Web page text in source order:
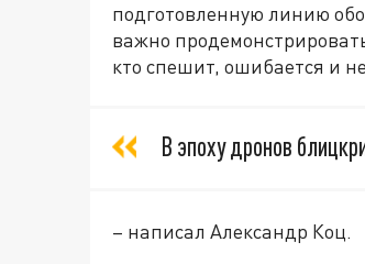
подготовленную линию
важно
кто спешит, ошибается и
В эпоху дронов
– написал Александр Коц.